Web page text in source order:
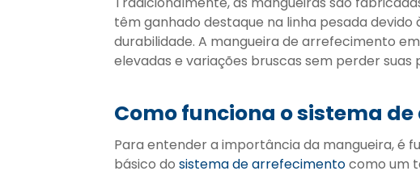
têm ganhado destaque na linha pesada
durabilidade. A mangueira de arrefecimento
elevadas e variações bruscas sem perder suas
Como funciona o sistema
Para entender a importância da mangueira, é
básico dosistema de arrefecimentocomo um